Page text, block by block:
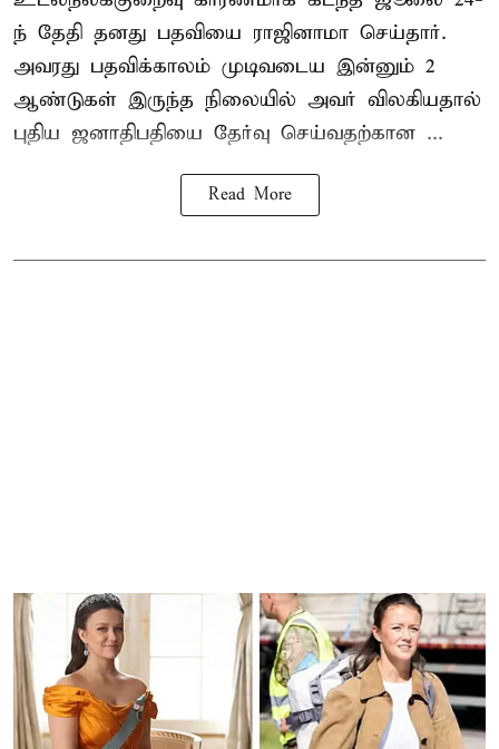
ந் தேதி தனது பதவியை ராஜினாமா செய்தார்.
அவரது பதவிக்காலம் முடிவடைய இன்னும் 2
ஆண்டுகள் இருந்த நிலையில் அவர் விலகியதால்
புதிய ஜனாதிபதியை தேர்வு செய்வதற்கான ...
Read More